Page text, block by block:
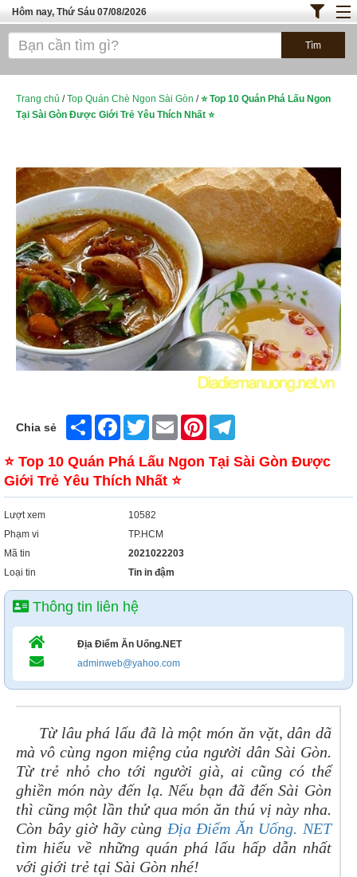
Hôm nay, Thứ Sáu 07/08/2026
Trang chủ
Bánh - Đồ Ăn Vặt
ĐỊA ĐIỂM ĂN UỐNG HÀ NỘI
Trang chủ /Top Quán Chè Ngon Sài Gòn /⭐ Top 10 Quán Phá Lấu Ngon
Tại Sài Gòn Được Giới Trẻ Yêu Thích Nhất ⭐
Chia sẻ Share FacebookTwitter Email Pinterest
⭐ Top 10 Quán Phá Lấu Ngon Tại Sài Gòn Được
Giới Trẻ Yêu Thích Nhất ⭐
Lượt xem
10582
Phạm vi
TP.HCM
Mã tin
2021022203
Loại tin
Tin in đậm
Thông tin liên hệ
Địa Điểm Ăn Uống.NET
adminweb@yahoo.com
Từ lâu phá lấu đã là một món ăn vặt, dân dã
mà vô cùng ngon miệng của người dân Sài Gòn.
Từ trẻ nhỏ cho tới người già, ai cũng có thể
ghiền món này đến lạ. Nếu bạn đã đến Sài Gòn
thì cũng một lần thử qua món ăn thú vị này nha.
Còn bây giờ hãy cùng Địa Điểm Ăn Uống. NET
tìm hiểu về những quán phá lấu hấp dẫn nhất
với giới trẻ tại Sài Gòn nhé!